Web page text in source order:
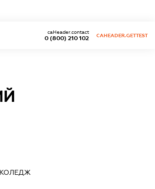
0 (800) 210 102
caHeader.contact
CAHEADER.GETTEST